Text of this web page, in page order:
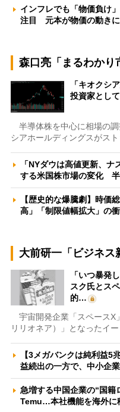
インフレでも「物価負け
注目 元本が物価の動き
森口亮「まるわかり
「キオクシ
投資家とし
半導体株を中心に相場の
シアホールディングスがス
「NYダウは高値更新、
する米国株市場の変化
【歴史的な爆騰劇】時価
高」「制限値幅拡大」
大前研一「ビジネス
「いつ暴発
スク氏とス
的…
宇宙開発企業「スペースX
リリオネア）」となったイ
【3メガバンクは純利益5
益続出の一方で、中小企
急増する中国企業の“国
Temu…本社機能を海外